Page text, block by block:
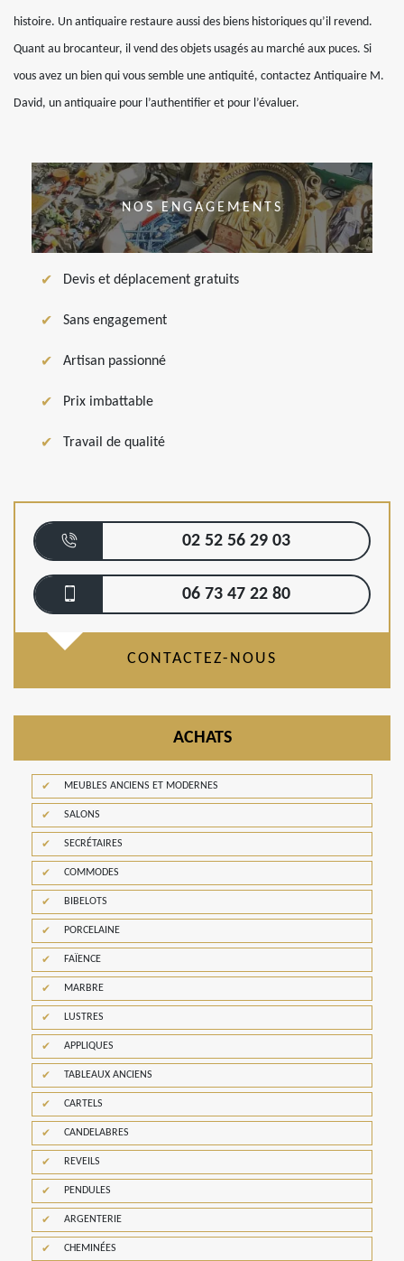
histoire. Un antiquaire restaure aussi des biens historiques qu’il revend.
Quant au brocanteur, il vend des objets usagés au marché aux puces. Si
vous avez un bien qui vous semble une antiquité, contactez Antiquaire M.
David, un antiquaire pour l’authentifier et pour l’évaluer.
NOS ENGAGEMENTS
Devis et déplacement gratuits
Sans engagement
Artisan passionné
Prix imbattable
Travail de qualité
02 52 56 29 03
06 73 47 22 80
CONTACTEZ-NOUS
ACHATS
MEUBLES ANCIENS ET MODERNES
SALONS
SECRÉTAIRES
COMMODES
BIBELOTS
PORCELAINE
FAÏENCE
MARBRE
LUSTRES
APPLIQUES
TABLEAUX ANCIENS
CARTELS
CANDELABRES
REVEILS
PENDULES
ARGENTERIE
CHEMINÉES